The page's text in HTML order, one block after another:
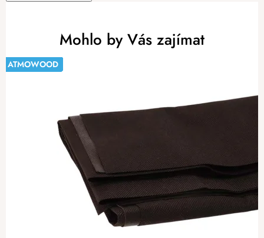
Mohlo by Vás zajímat
-20%
ATMOWOOD
ATMOWOOD
ATMOWOOD
ATMOWOOD
ATMOWOOD
ATMOWOOD
ATMOWOOD
ATMOWOOD